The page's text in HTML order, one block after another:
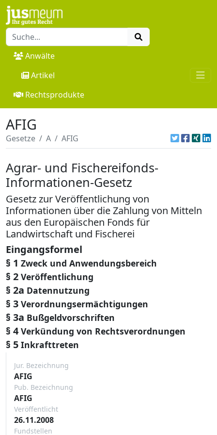
Anwälte
Artikel
Rechtsprodukte
AFIG
Gesetze A AFIG
Agrar- und Fischereifonds-
Informationen-Gesetz
Gesetz zur Veröffentlichung von
Informationen über die Zahlung von Mitteln
aus den Europäischen Fonds für
Landwirtschaft und Fischerei
Eingangsformel
§ 1 Zweck und Anwendungsbereich
§ 2 Veröffentlichung
§ 2a Datennutzung
§ 3 Verordnungsermächtigungen
§ 3a Bußgeldvorschriften
§ 4 Verkündung von Rechtsverordnungen
§ 5 Inkrafttreten
Jur. Bezeichnung
AFIG
Pub. Bezeichnung
AFIG
Veröffentlicht
26.11.2008
Fundstellen